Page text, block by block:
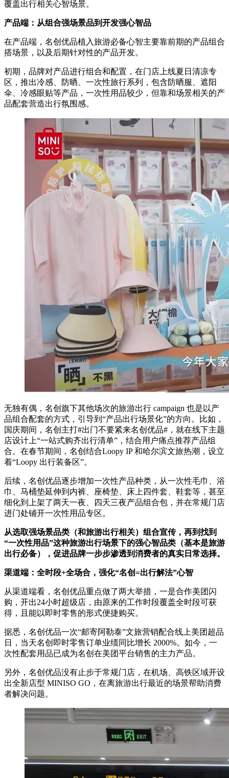
覆盖出行相关心智场景。
产品端：从组合强场景品到开发强心智品
在产品端，名创优品植入旅游必备心智主要靠前期的产品组合
搭场景，以及后期针对性的产品开发。
初期，品牌对产品进行组合和配置，在门店上线夏日清凉专
区，推出冷感、防晒、一次性旅行系列，包含防晒服、遮阳
伞、冷感眼贴等产品，一次性用品较少，但靠和场景相关的产
品配套营造出行氛围感。
无独有偶，名创旗下其他场次的旅游出行 campaign 也是以产
品组合配套的方式，引导到“产品出行场景化”的方向。比如，
国庆期间，名创主打#出门不要紧来名创优品#，就在线下主题
店设计上“一站式购齐出行清单”，结合用户痛点推荐产品组
合。在春节期间，名创结合Loopy IP 和哈尔滨文旅热潮，设立
着“Loopy 出行装备区”。
后续，名创优品逐步增加一次性产品种类，从一次性毛巾、浴
巾、马桶垫延伸到内裤、座椅垫、床上四件套、鞋套等，甚至
细化到上架了两天一夜、四天三夜产品组合包，并在常规门店
进门处铺开一次性用品专区。
从选取强场景品类（和旅游出行相关）组合宣传，再到找到
“一次性用品”这种旅游出行场景下的强心智品类（基本是旅游
出行必备），促进品牌一步步渗透到消费者的真实日常选择。
渠道端：全时段+全场合，强化“名创=出行解法”心智
从渠道端看，名创优品重点做了两大举措，一是合作美团闪
购，开出24小时超级店，由原来的工作时段覆盖全时段可获
得，且能以即时零售的形式便捷购买。
据悉，名创优品一次“邮寄阿勒泰”文旅营销配合线上美团超品
日，当天名创即时零售订单业绩同比增长 2000%。如今，一
次性配套用品已成为名创在美团平台销售的主力产品。
另外，名创优品没有止步于常规门店，在机场、高铁区域开设
出全新店型 MINISO GO，在离旅游出行最近的场景帮助消费
者解决问题。